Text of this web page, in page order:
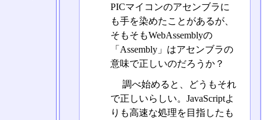
PICマイコンのアセンブラに
も手を染めたことがあるが、
そもそもWebAssemblyの
「Assembly」はアセンブラの
意味で正しいのだろうか？
調べ始めると、どうもそれ
で正しいらしい。JavaScriptよ
りも高速な処理を目指したも